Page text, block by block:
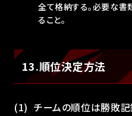
全て格納する。必要な書
ること。
13.順位決定方法
チームの順位は勝敗